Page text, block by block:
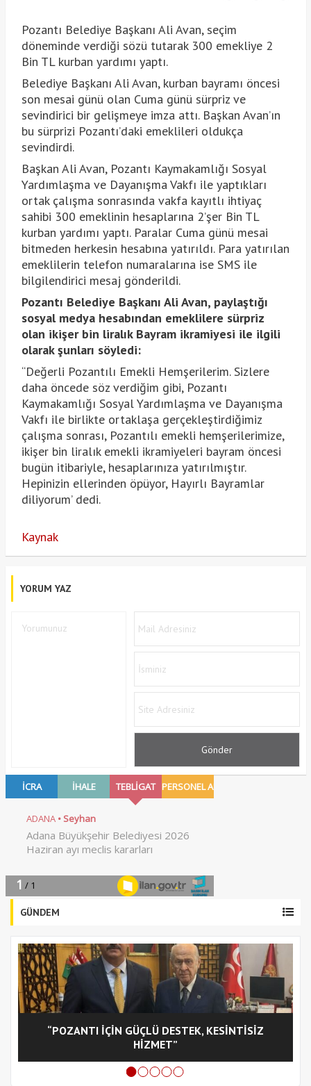
Pozantı Belediye Başkanı Ali Avan, seçim
döneminde verdiği sözü tutarak 300 emekliye 2
Bin TL kurban yardımı yaptı.
Belediye Başkanı Ali Avan, kurban bayramı öncesi
son mesai günü olan Cuma günü sürpriz ve
sevindirici bir gelişmeye imza attı. Başkan Avan’ın
bu sürprizi Pozantı’daki emeklileri oldukça
sevindirdi.
Başkan Ali Avan, Pozantı Kaymakamlığı Sosyal
Yardımlaşma ve Dayanışma Vakfı ile yaptıkları
ortak çalışma sonrasında vakfa kayıtlı ihtiyaç
sahibi 300 emeklinin hesaplarına 2’şer Bin TL
kurban yardımı yaptı. Paralar Cuma günü mesai
bitmeden herkesin hesabına yatırıldı. Para yatırılan
emeklilerin telefon numaralarına ise SMS ile
bilgilendirici mesaj gönderildi.
Pozantı Belediye Başkanı Ali Avan, paylaştığı
sosyal medya hesabından emeklilere sürpriz
olan ikişer bin liralık Bayram ikramiyesi ile ilgili
olarak şunları söyledi:
“Değerli Pozantılı Emekli Hemşerilerim. Sizlere
daha öncede söz verdiğim gibi, Pozantı
Kaymakamlığı Sosyal Yardımlaşma ve Dayanışma
Vakfı ile birlikte ortaklaşa gerçekleştirdiğimiz
çalışma sonrası, Pozantılı emekli hemşerilerimize,
ikişer bin liralık emekli ikramiyeleri bayram öncesi
bugün itibariyle, hesaplarınıza yatırılmıştır.
Hepinizin ellerinden öpüyor, Hayırlı Bayramlar
diliyorum’ dedi.
Kaynak
YORUM YAZ
GÜNDEM
“POZANTI İÇİN GÜÇLÜ DESTEK, KESİNTİSİZ
HİZMET”